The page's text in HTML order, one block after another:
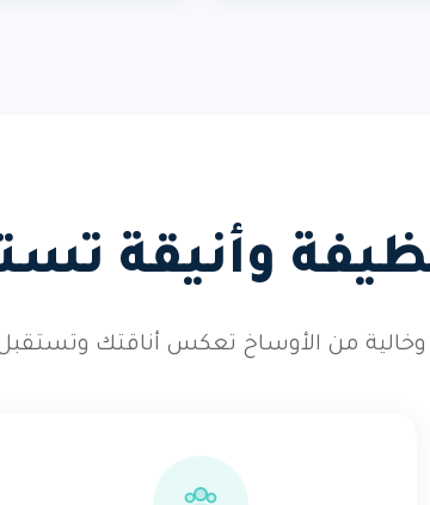
وأنيقة
وخالية من الأوساخ تعكس أناقتك